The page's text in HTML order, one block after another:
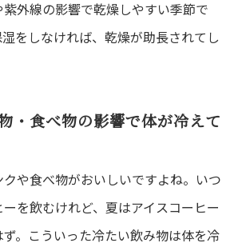
外線の影響で乾燥しやすい季節で
をしなければ、乾燥が助長されてし
・食べ物の影響で体が冷えて
や食べ物がおいしいですよね。いつ
を飲むけれど、夏はアイスコーヒー
。こういった冷たい飲み物は体を冷